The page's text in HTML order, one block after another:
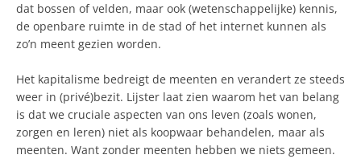
dat bossen of velden, maar ook (wetenschappelijke) kennis,
de openbare ruimte in de stad of het internet kunnen als
zo’n meent gezien worden.
Het kapitalisme bedreigt de meenten en verandert ze steeds
weer in (privé)bezit. Lijster laat zien waarom het van belang
is dat we cruciale aspecten van ons leven (zoals wonen,
zorgen en leren) niet als koopwaar behandelen, maar als
meenten. Want zonder meenten hebben we niets gemeen.